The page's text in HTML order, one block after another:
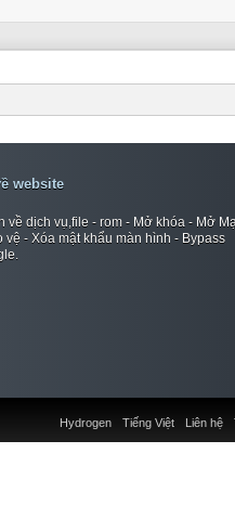
website
về dịch vụ,file - rom - Mở khóa - Mở
vệ - Xóa mật khẩu màn hình - Bypass
Liên hệ
Hydrogen Tiếng Việt